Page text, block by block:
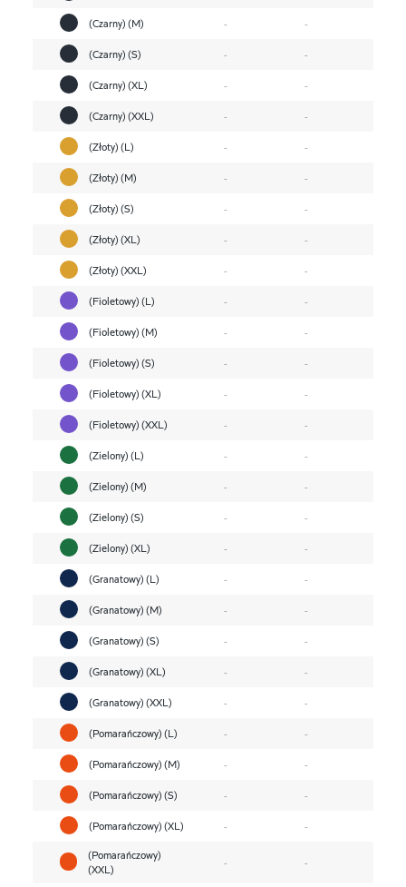
(Czarny) (M)
-
-
(Czarny) (S)
-
-
(Czarny) (XL)
-
-
(Czarny) (XXL)
-
-
(Złoty) (L)
-
-
(Złoty) (M)
-
-
(Złoty) (S)
-
-
(Złoty) (XL)
-
-
(Złoty) (XXL)
-
-
(Fioletowy) (L)
-
-
(Fioletowy) (M)
-
-
(Fioletowy) (S)
-
-
(Fioletowy) (XL)
-
-
(Fioletowy) (XXL)
-
-
(Zielony) (L)
-
-
(Zielony) (M)
-
-
(Zielony) (S)
-
-
(Zielony) (XL)
-
-
(Granatowy) (L)
-
-
(Granatowy) (M)
-
-
(Granatowy) (S)
-
-
(Granatowy) (XL)
-
-
(Granatowy) (XXL)
-
-
(Pomarańczowy) (L)
-
-
(Pomarańczowy) (M)
-
-
(Pomarańczowy) (S)
-
-
(Pomarańczowy) (XL)
-
-
(Pomarańczowy)
(XXL)
- -